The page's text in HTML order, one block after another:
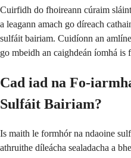
Cuirfidh do fhoireann cúraim
a leagann amach go díreach
sulfáit bairiam. Cuidíonn an
go mbeidh an caighdeán íomhá
Cad iad na Fo-
Sulfáit Bairiam?
Is maith le formhór na ndaoine
athruithe díleácha sealadacha a